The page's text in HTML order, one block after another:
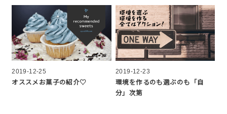
2019-12-25
オススメお菓子の紹介♡
2019-12-23
環境を作るのも選ぶのも「自
分」次第